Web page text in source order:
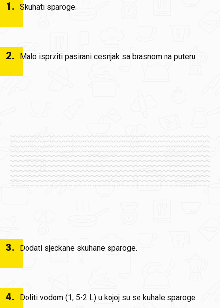
1. Skuhati sparoge.
2. Malo isprziti pasirani cesnjak sa brasnom na puteru.
3. Dodati sjeckane skuhane sparoge.
4. Doliti vodom (1, 5-2 L) u kojoj su se kuhale sparoge.